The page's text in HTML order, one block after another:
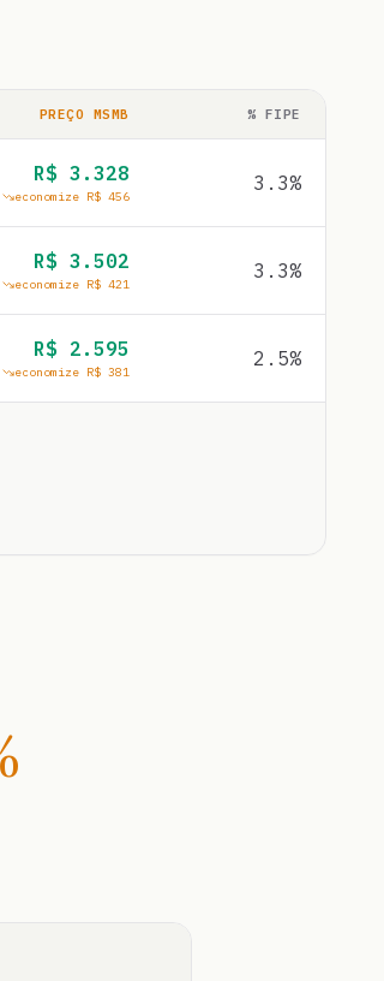
PREÇO MSMB % FIPE
R$ 3.328
economize R$ 456
3.3%
R$ 3.502
economize R$ 421
3.3%
R$ 2.595
economize R$ 381
2.5%